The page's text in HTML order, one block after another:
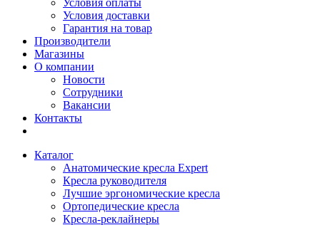
Условия оплаты
Условия доставки
Гарантия на товар
Производители
Магазины
О компании
Новости
Сотрудники
Вакансии
Контакты
Каталог
Анатомические кресла Expert
Кресла руководителя
Лучшие эргономические кресла
Ортопедические кресла
Кресла-реклайнеры